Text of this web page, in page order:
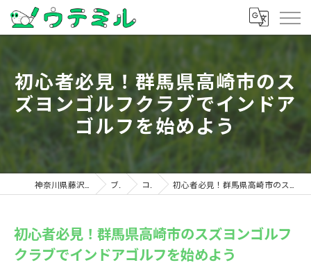
初心者必見！群馬県高崎市のス
ズヨンゴルフクラブでインドア
ゴルフを始めよう
ブログ コラム 初心者必見！群馬県高崎市のスズヨンゴルフクラブでインドアゴルフを始めよう
初心者必見！群馬県高崎市のスズヨンゴルフ
クラブでインドアゴルフを始めよう